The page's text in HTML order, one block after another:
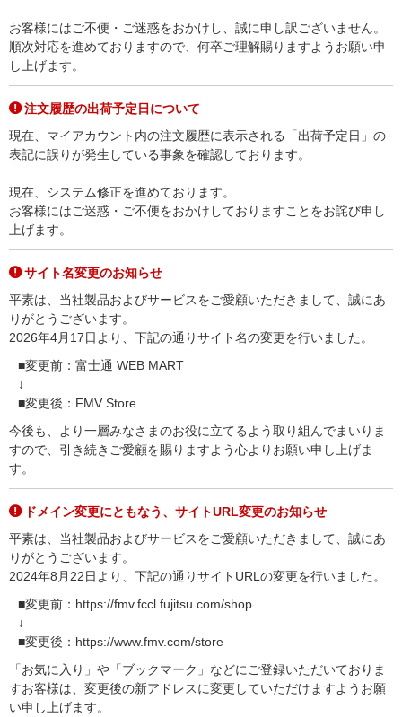
お客様にはご不便・ご迷惑をおかけし、誠に申し訳ございません。
順次対応を進めておりますので、何卒ご理解賜りますようお願い申
し上げます。
注文履歴の出荷予定日について
現在、マイアカウント内の注文履歴に表示される「出荷予定日」の
表記に誤りが発生している事象を確認しております。
現在、システム修正を進めております。
お客様にはご迷惑・ご不便をおかけしておりますことをお詫び申し
上げます。
サイト名変更のお知らせ
平素は、当社製品およびサービスをご愛顧いただきまして、誠にあ
りがとうございます。
2026年4月17日より、下記の通りサイト名の変更を行いました。
■変更前：富士通 WEB MART
↓
■変更後：FMV Store
今後も、より一層みなさまのお役に立てるよう取り組んでまいりま
すので、引き続きご愛顧を賜りますよう心よりお願い申し上げま
す。
ドメイン変更にともなう、サイトURL変更のお知らせ
平素は、当社製品およびサービスをご愛顧いただきまして、誠にあ
りがとうございます。
2024年8月22日より、下記の通りサイトURLの変更を行いました。
■変更前：https://fmv.fccl.fujitsu.com/shop
↓
■変更後：https://www.fmv.com/store
「お気に入り」や「ブックマーク」などにご登録いただいておりま
すお客様は、変更後の新アドレスに変更していただけますようお願
い申し上げます。